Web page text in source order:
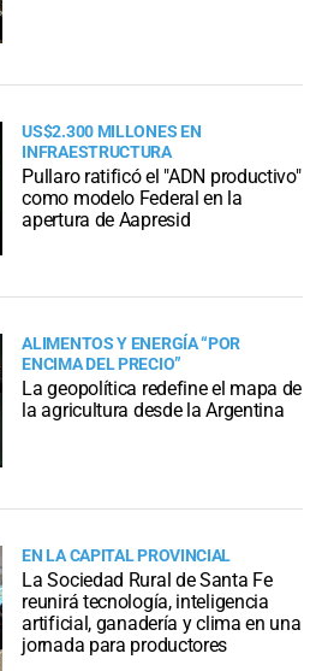
US$2.300 MILLONES EN
INFRAESTRUCTURA
Pullaro ratificó el "ADN productivo"
como modelo Federal en la
apertura de Aapresid
ALIMENTOS Y ENERGÍA “POR
ENCIMA DEL PRECIO”
La geopolítica redefine el mapa de
la agricultura desde la Argentina
EN LA CAPITAL PROVINCIAL
La Sociedad Rural de Santa Fe
reunirá tecnología, inteligencia
artificial, ganadería y clima en una
jornada para productores